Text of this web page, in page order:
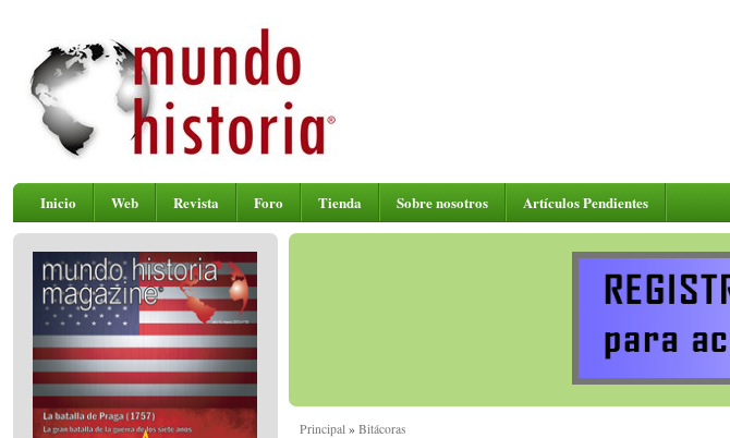
Inicio Web Revista Foro Tienda Sobre nosotros Artículos Pendientes
Principal» Bitácoras